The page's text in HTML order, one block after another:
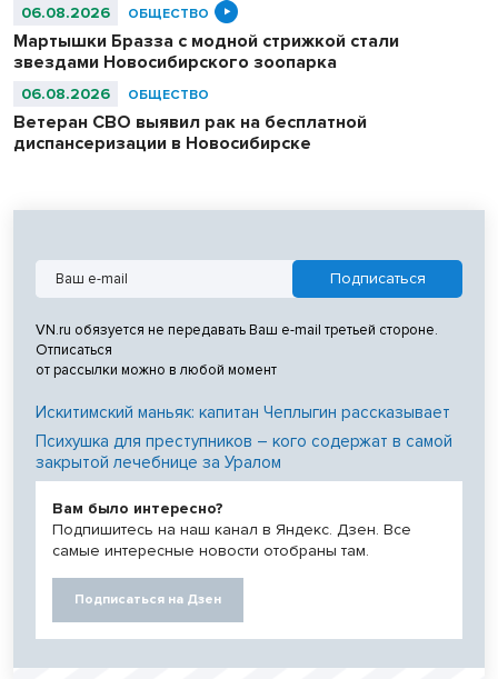
06.08.2026 ОБЩЕСТВО
Мартышки Бразза с модной стрижкой стали
звездами Новосибирского зоопарка
06.08.2026 ОБЩЕСТВО
Ветеран СВО выявил рак на бесплатной
диспансеризации в Новосибирске
VN.ru обязуется не передавать Ваш e-mail третьей стороне.
Отписаться
от рассылки можно в любой момент
Искитимский маньяк: капитан Чеплыгин рассказывает
Психушка для преступников – кого содержат в самой
закрытой лечебнице за Уралом
Вам было интересно?
Подпишитесь на наш канал в Яндекс. Дзен. Все
самые интересные новости отобраны там.
Подписаться на Дзен